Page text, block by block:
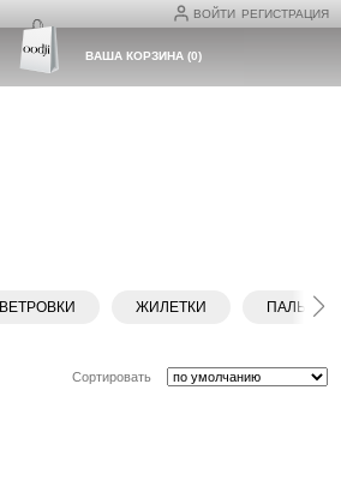
ВОЙТИ РЕГИСТРАЦИЯ
ВАША КОРЗИНА(0)
ВЕТРОВКИ ЖИЛЕТКИ ПАЛЬТО
Сортировать